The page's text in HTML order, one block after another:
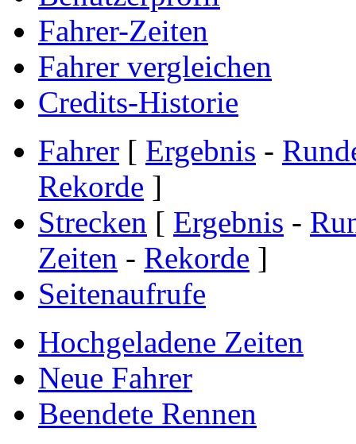
Fahrer-Zeiten
Fahrer vergleichen
Credits-Historie
Fahrer [ Ergebnis -
Rekorde ]
Strecken [ Ergebnis -
Zeiten - Rekorde ]
Seitenaufrufe
Hochgeladene Zeiten
Neue Fahrer
Beendete Rennen